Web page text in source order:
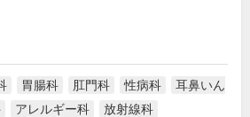
胃腸科 肛門科 性病科
耳鼻いん
アレルギー科 放射線科